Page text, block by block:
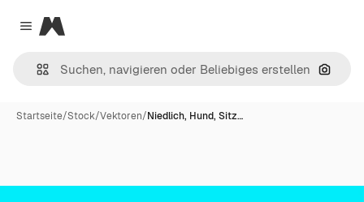
Close menu
Magnific
Nach
Startseite/Stock/Vektoren/Niedlich, Hund, Sitz…